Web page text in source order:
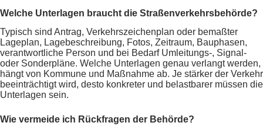
Welche Unterlagen braucht die Straßenverkehrsbehörde?
Typisch sind Antrag, Verkehrszeichenplan oder bemaßter
Lageplan, Lagebeschreibung, Fotos, Zeitraum, Bauphasen,
verantwortliche Person und bei Bedarf Umleitungs-, Signal-
oder Sonderpläne. Welche Unterlagen genau verlangt werden,
hängt von Kommune und Maßnahme ab. Je stärker der Verkehr
beeinträchtigt wird, desto konkreter und belastbarer müssen die
Unterlagen sein.
Wie vermeide ich Rückfragen der Behörde?